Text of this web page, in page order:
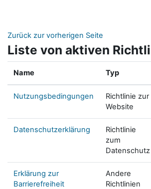
Zurück zur vorherigen Seite
Liste von aktiven
Name Typ
Nutzungsbedingungen
Richtlinie zur
Website
Datenschutzerklärung
Richtlinie
zum
Datenschutz
Erklärung zur
Barrierefreiheit
Andere
Richtlinien